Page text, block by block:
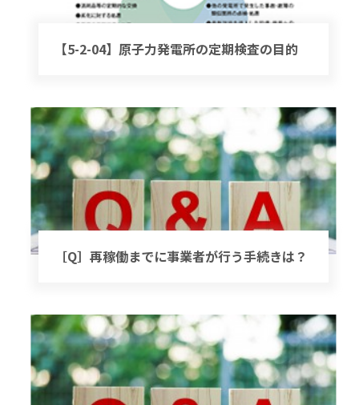
【5-2-04】原子力発電所の定期検査の目的
［Q］再稼働までに事業者が行う手続きは？